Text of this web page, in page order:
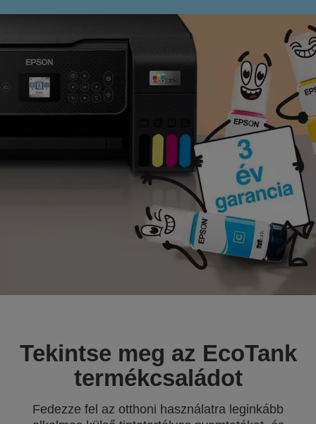
Tekintse meg az EcoTank
termékcsaládot
Fedezze fel az otthoni használatra leginkább